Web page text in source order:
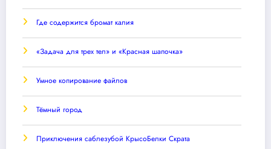
Где содержится бромат калия
«Задача для трех тел» и «Красная шапочка»
Умное копирование файлов
Тёмный город
Приключения саблезубой КрысоБелки Скрата